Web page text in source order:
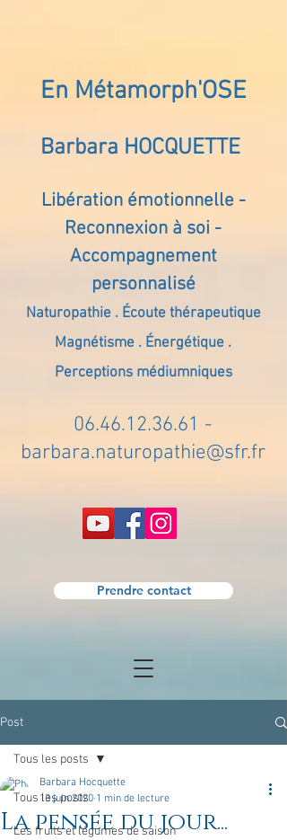
En Métamorph'OSE
Barbara HOCQUETTE
Libération émotionnelle -
Reconnexion à soi -
Accompagnement
personnalisé
Naturopathie . Écoute thérapeutique
Magnétisme . Énergétique .
Perceptions médiumniques
06.46.12.36.61 -
barbara.naturopathie@sfr.fr
Prendre contact
Post
Tous les posts
Les fruits et légumes de saison
Tous les posts
La pensée du jour...
Barbara Hocquette
13 juin 2020 1 min de lecture